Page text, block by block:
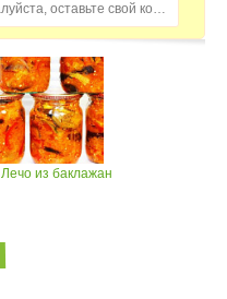
Домохозяйка, пожалуйста, оставьте свой комментарий...
Лечо из баклажан